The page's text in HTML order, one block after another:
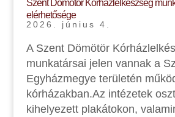
Szent Dömötör Kórházlelkészség
elérhetősége
2026. június 4.
A Szent Dömötör
munkatársai jelen vannak a
Egyházmegye területén
kórházakban.Az intézetek
kihelyezett plakátokon,